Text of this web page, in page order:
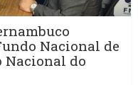
Nacional de
Nacional do